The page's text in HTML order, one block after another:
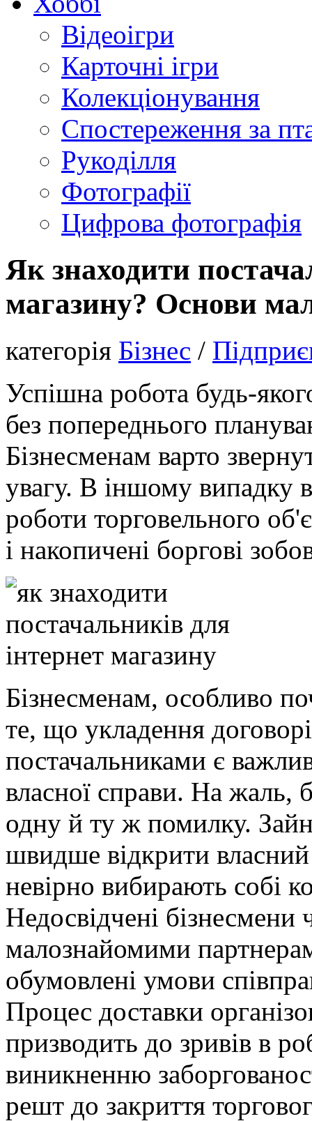
Відеоігри
Карточні ігри
Колекціонування
Спостереження за
Рукоділля
Фотографії
Цифрова фотографія
Як знаходити
магазину? Основи
категорія Бізнес /
Успішна робота будь-
без попереднього
Бізнесменам варто
увагу. В іншому випадку
роботи торговельного
і накопичені боргові
Бізнесменам, особливо
те, що укладення
постачальниками є
власної справи. На жаль,
одну й ту ж помилку.
швидше відкрити
невірно вибирають собі
Недосвідчені
малознайомими
обумовлені умови
Процес доставки
призводить до зривів в
виникненню
решт до закриття